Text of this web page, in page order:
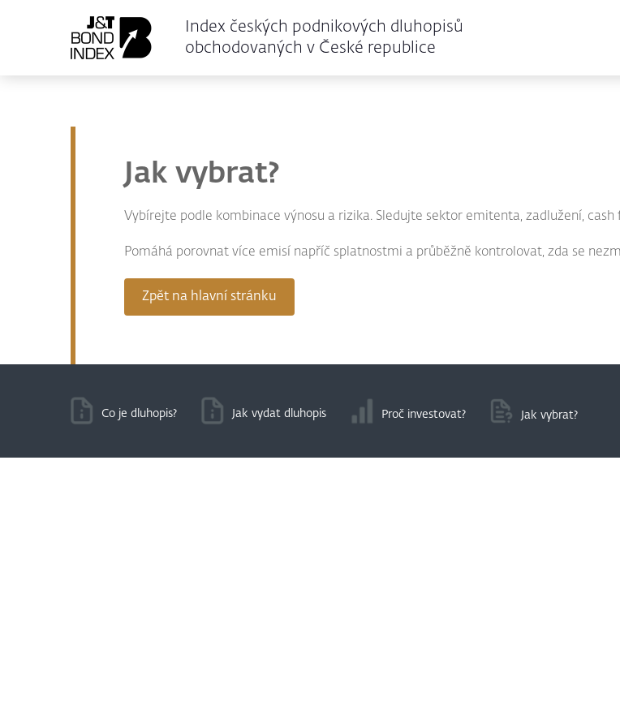
Index českých podnikových dluhopisů
obchodovaných v České republice
Jak vybrat?
Vybírejte podle kombinace výnosu a rizika. Sledujte sektor emitenta, zadlužení,
Pomáhá porovnat více emisí napříč splatnostmi a průběžně kontrolovat, zda se
Zpět na hlavní stránku
Co je dluhopis? Jak vydat dluhopis Proč investovat? Jak vybrat?